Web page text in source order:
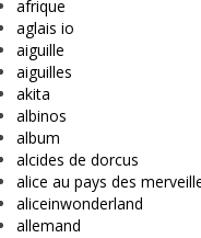
afrique
aglais io
aiguille
aiguilles
akita
albinos
album
alcides de dorcus
alice au pays des
aliceinwonderland
allemand